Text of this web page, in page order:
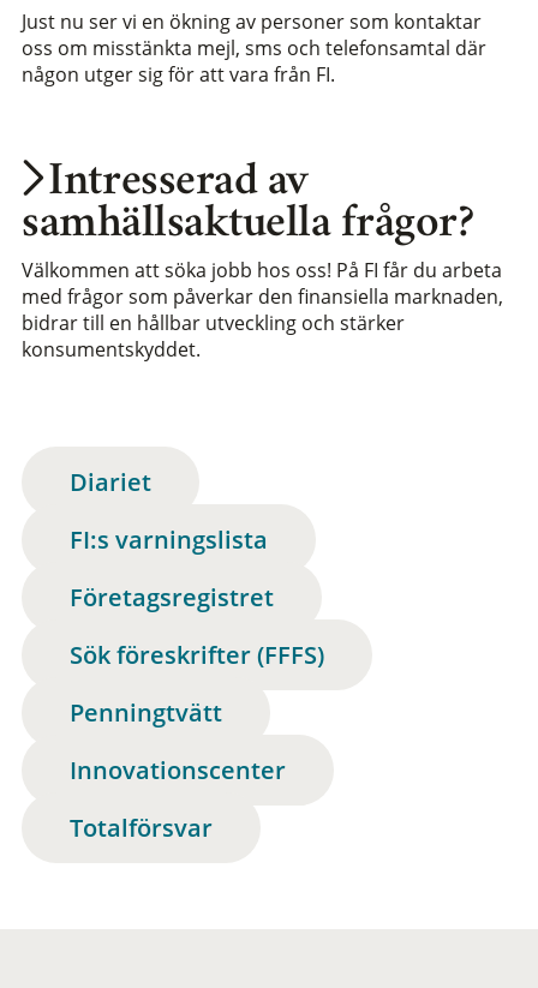
Intresserad av
samhällsaktuella frågor?
Välkommen att söka jobb hos oss! På FI får du arbeta
med frågor som påverkar den finansiella marknaden,
bidrar till en hållbar utveckling och stärker
konsumentskyddet.
Just nu ser vi en ökning av personer som kontaktar
oss om misstänkta mejl, sms och telefonsamtal där
någon utger sig för att vara från FI.
Diariet
FI:s varningslista
Företagsregistret
Sök föreskrifter (FFFS)
Penningtvätt
Innovationscenter
Totalförsvar